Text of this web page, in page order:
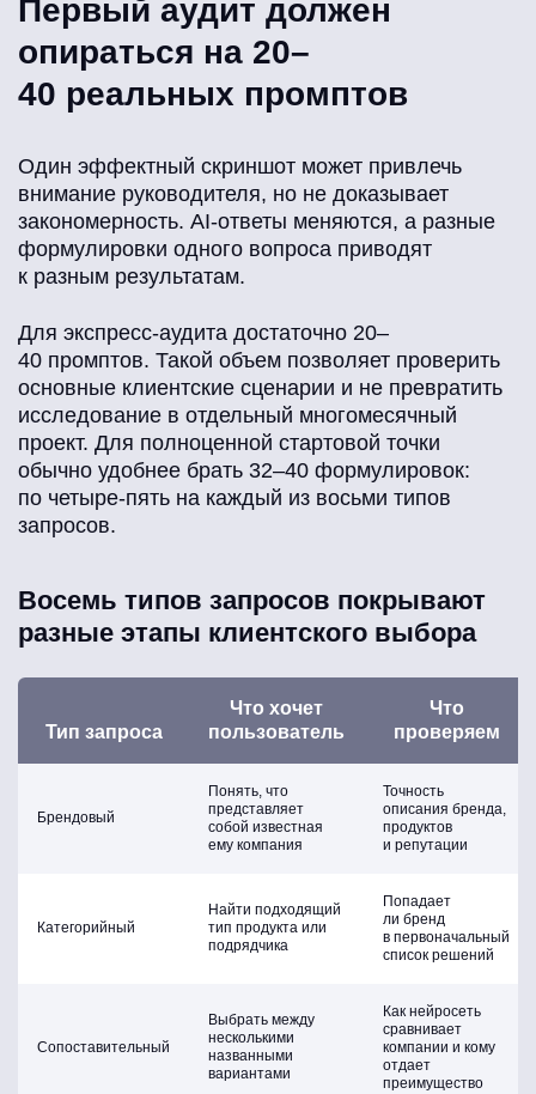
Первый аудит должен
опираться на 20–
40 реальных промптов
Один эффектный скриншот может привлечь
внимание руководителя, но не доказывает
закономерность. AI-ответы меняются, а разные
формулировки одного вопроса приводят
к разным результатам.
Для экспресс-аудита достаточно 20–
40 промптов. Такой объем позволяет проверить
основные клиентские сценарии и не превратить
исследование в отдельный многомесячный
проект. Для полноценной стартовой точки
обычно удобнее брать 32–40 формулировок:
по четыре-пять на каждый из восьми типов
запросов.
Восемь типов запросов покрывают
разные этапы клиентского выбора
Тип запроса
Что хочет
пользователь
Что
проверяем
Брендовый
Понять, что
представляет
собой известная
ему компания
Точность
описания бренда,
продуктов
и репутации
Категорийный
Найти подходящий
тип продукта или
подрядчика
Попадает
ли бренд
в первоначальный
список решений
Сопоставительный
Выбрать между
несколькими
названными
вариантами
Как нейросеть
сравнивает
компании и кому
отдает
преимущество